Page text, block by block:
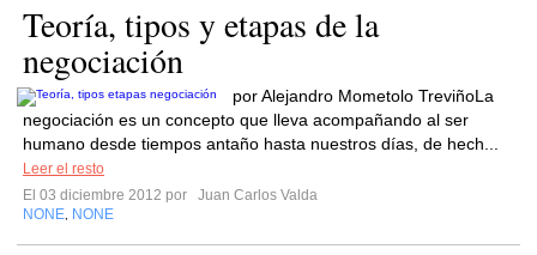
Teoría, tipos y etapas de la
negociación
por Alejandro Mometolo TreviñoLa
negociación es un concepto que lleva acompañando al ser
humano desde tiempos antaño hasta nuestros días, de hech...
Leer el resto
El 03 diciembre 2012 por
Juan Carlos Valda
NONE NONE